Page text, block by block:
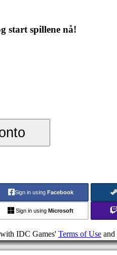
start spillene nå!
Sign in using Facebook
Sign in using Microsoft
IDC Games' Terms of Use and